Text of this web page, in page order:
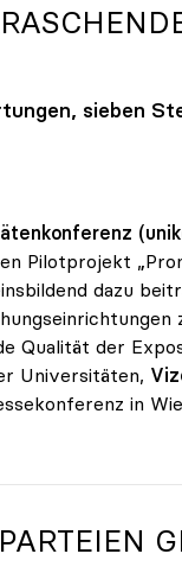
sieben
Pilotprojekt
dazu
Qualität der
Universitäten,
in